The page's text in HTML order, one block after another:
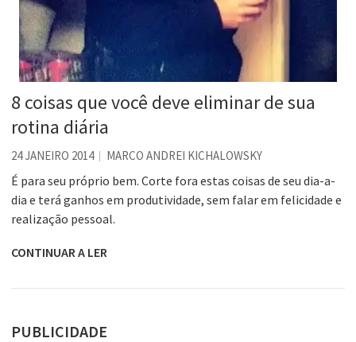
8 coisas que você deve eliminar de sua
rotina diária
24 JANEIRO 2014 MARCO ANDREI KICHALOWSKY
É para seu próprio bem. Corte fora estas coisas de seu dia-a-
dia e terá ganhos em produtividade, sem falar em felicidade e
realização pessoal.
CONTINUAR A LER
PUBLICIDADE